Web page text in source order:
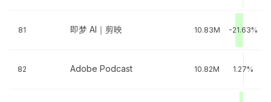
81 即梦 AI｜剪映 10.83M -21.63%
82 Adobe Podcast 10.82M 1.27%